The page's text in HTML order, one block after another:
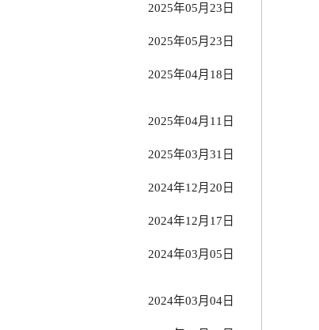
2025年05月23日
2025年05月23日
2025年04月18日
2025年04月11日
2025年03月31日
2024年12月20日
2024年12月17日
2024年03月05日
2024年03月04日